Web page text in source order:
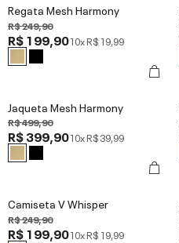
Regata Mesh Harmony
R$ 249,90
R$ 199,9010xR$ 19,99
Jaqueta Mesh Harmony
R$ 499,90
R$ 399,9010xR$ 39,99
Camiseta V Whisper
R$ 249,90
R$ 199,9010xR$ 19,99